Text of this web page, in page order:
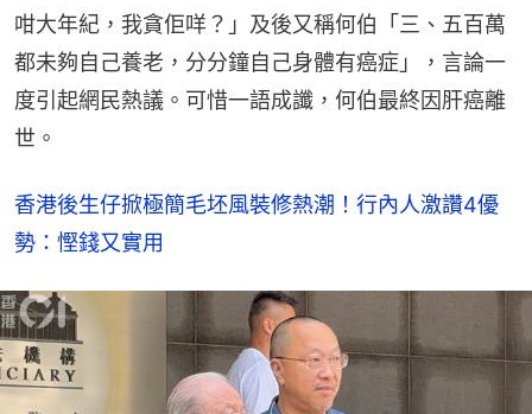
咁大年紀，我貪佢咩？」及後又稱何伯「三、五百萬
都未夠自己養老，分分鐘自己身體有癌症」，言論一
度引起網民熱議。可惜一語成讖，何伯最終因肝癌離
世。
香港後生仔掀極簡毛坯風裝修熱潮！行內人激讚4優
勢：慳錢又實用